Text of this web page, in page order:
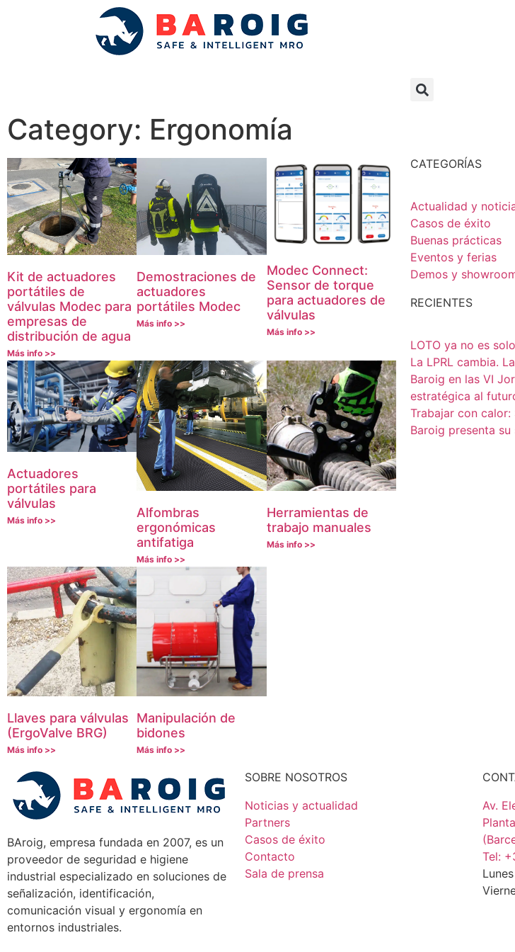
Category: Ergonomía
Kit de actuadores
portátiles de
válvulas Modec para
empresas de
distribución de agua
Más info >>
Demostraciones de
actuadores
portátiles Modec
Más info >>
Modec Connect:
Sensor de torque
para actuadores de
válvulas
Más info >>
Actuadores
portátiles para
válvulas
Más info >>
Alfombras
ergonómicas
antifatiga
Más info >>
Herramientas de
trabajo manuales
Más info >>
Llaves para válvulas
(ErgoValve BRG)
Más info >>
Manipulación de
bidones
Más info >>
CATEGORÍAS
Actualidad y
Casos de éxito
Buenas prácticas
Eventos y ferias
Demos y
RECIENTES
LOTO ya no es
La LPRL cambia.
Baroig en las VI
estratégica al
Trabajar con
Baroig presenta
BAroig, empresa fundada en 2007, es un
proveedor de seguridad e higiene
industrial especializado en soluciones de
señalización, identificación,
comunicación visual y ergonomía en
entornos industriales.
SOBRE NOSOTROS
Noticias y actualidad
Partners
Casos de éxito
Contacto
Sala de prensa
Av.
Tel: